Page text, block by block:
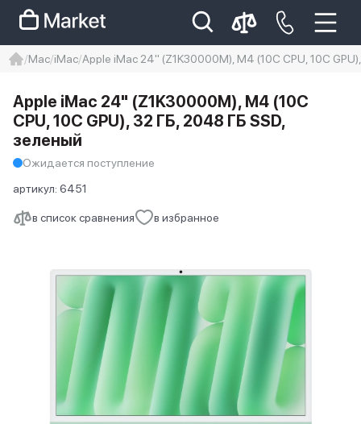
Iphone 14 pro max
айфон 14
Mac iMac Apple iMac 24" (Z1K30000M), M4 (10C CPU, 10C
в список сравнения в избранное
Apple iMac 24" (Z1K30000M), M4 (10C
CPU, 10C GPU), 32 ГБ, 2048 ГБ SSD,
зеленый
Ожидается поступление
артикул: 6451